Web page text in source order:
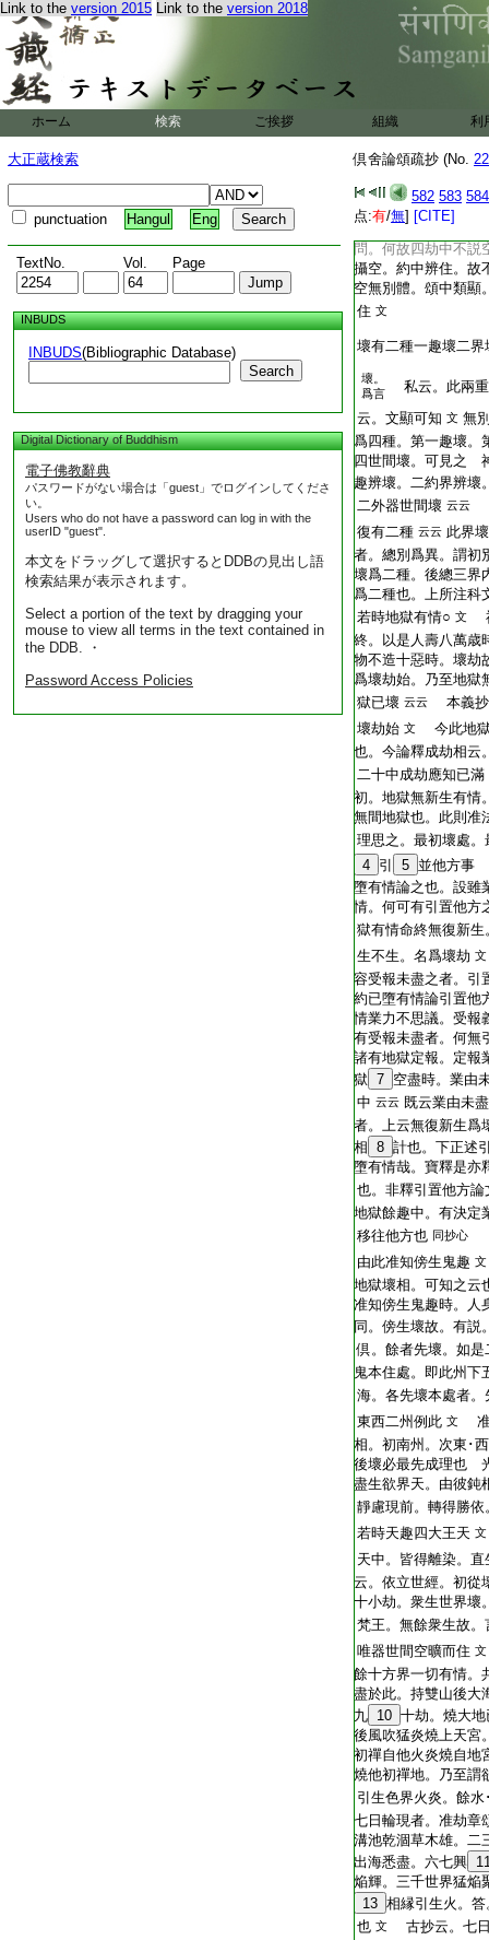
Link to the version 2015 Link to the version 2018
ホーム 検索 ご挨拶 組織 利
大正蔵検索
punctuation Hangul Eng
TextNo. Vol. Page
INBUDS
INBUDS(Bibliographic Database)
Search
Digital Dictionary of Buddhism
電子佛教辭典
パスワードがない場合は「guest」でログインしてくださ
い。
Users who do not have a password can log in with the
userID "guest".
本文をドラッグして選択するとDDBの見出し語
検索結果が表示されます。
Select a portion of the text by dragging your
mouse to view all terms in the text contained in
the DDB. ・
Password Access Policies
倶舍論頌疏抄 (No.
582 583 584
点:有/無] [CITE]
[IMAGE]
[IMAGE]
[IMAGE]
[IMAGE]
[IMAGE]
[IMAGE]
[IMAGE]
[IMAGE]
[IMAGE]
[IMAGE]
[IMAGE]
[IMAGE]
問。何故四劫中不説
攝空。約中辨住。故
空無別體。頌中類顯
住 文
壞有二種一趣壞二界
壞。
爲言
私云。此兩
云。文顯可知 文 無
爲四種。第一趣壞。
四世間壞。可見之
趣辨壞。二約界辨壞
二外器世間壞 云云
復有二種 云云 此界
者。總別爲異。謂初
壞爲二種。後總三界
爲二種也。上所注科
若時地獄有情○ 文
終。以是人壽八萬歳
物不造十惡時。壞劫
爲壞劫始。乃至地獄
獄已壞 云云
本義抄
壞劫始 文
今此地
也。今論釋成劫相云
二十中成劫應知已滿
初。地獄無新生有情
無間地獄也。此則准
理思之。最初壞處。
4 引 5 並他方事
墮有情論之也。設雖
情。何可有引置他方
獄有情命終無復新生
生不生。名爲壞劫 文
容受報未盡之者。引
約已墮有情論引置他
情業力不思議。受報
有受報未盡者。何無
諸有地獄定報。定報
獄 7 空盡時。業由
中 云云 既云業由未
者。上云無復新生爲
相 8 計也。下正述
墮有情哉。寶釋是亦
也。非釋引置他方
地獄餘趣中。有決定
移往他方也 同抄心
由此准知傍生鬼趣 文
地獄壞相。可知之云
准知傍生鬼趣時。人
同。傍生壞故。有説
倶。餘者先壞。如
鬼本住處。即此州下
海。各先壞本處者
東西二州例此 文
准
相。初南州。次東･
後壞必最先成理也
盡生欲界天。由彼鈍
靜慮現前。轉得勝依
若時天趣四大王天 文
天中。皆得離染。
云。依立世經。初從
十小劫。衆生世界壞
梵王。無餘衆生故
唯器世間空曠而住 文
餘十方界一切有情。
盡於此。持雙山後大
九 10 十劫。燒大
後風吹猛炎燒上天宮
初禪自他火炎燒自地
燒他初禪地。乃至謂
引生色界火炎。餘水
七日輪現者。准劫章
溝池乾涸草木雄。二
出海悉盡。六七興
焔輝。三千世界猛焔
13 相縁引生火。
也 文
古抄云。七